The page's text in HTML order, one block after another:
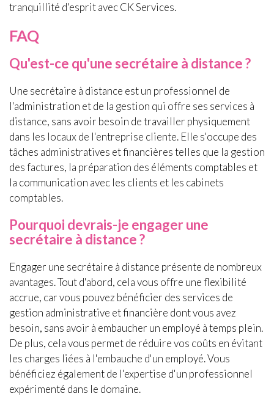
tranquillité d'esprit avec CK Services.
FAQ
Qu'est-ce qu'une secrétaire à distance ?
Une secrétaire à distance est un professionnel de
l'administration et de la gestion qui offre ses services à
distance, sans avoir besoin de travailler physiquement
dans les locaux de l'entreprise cliente. Elle s'occupe des
tâches administratives et financières telles que la gestion
des factures, la préparation des éléments comptables et
la communication avec les clients et les cabinets
comptables.
Pourquoi devrais-je engager une
secrétaire à distance ?
Engager une secrétaire à distance présente de nombreux
avantages. Tout d'abord, cela vous offre une flexibilité
accrue, car vous pouvez bénéficier des services de
gestion administrative et financière dont vous avez
besoin, sans avoir à embaucher un employé à temps plein.
De plus, cela vous permet de réduire vos coûts en évitant
les charges liées à l'embauche d'un employé. Vous
bénéficiez également de l'expertise d'un professionnel
expérimenté dans le domaine.